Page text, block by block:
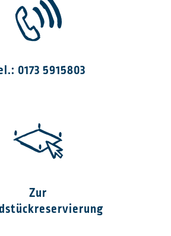
0173 5915803
Zur